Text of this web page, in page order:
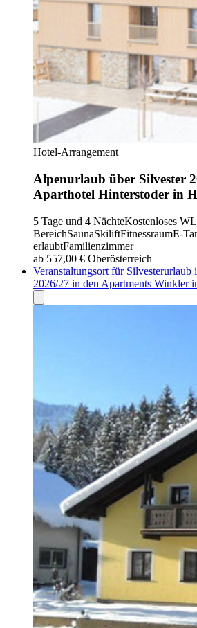
Hotel-Arrangement
Alpenurlaub über Silvester
Aparthotel Hinterstoder in
5 Tage und 4 NächteKostenloses
BereichSaunaSkiliftFitnessraumE-
erlaubtFamilienzimmer
ab 557,00 € Oberösterreich
Veranstaltungsort für Silvesterurlaub
2026/27 in den Apartments Winkler